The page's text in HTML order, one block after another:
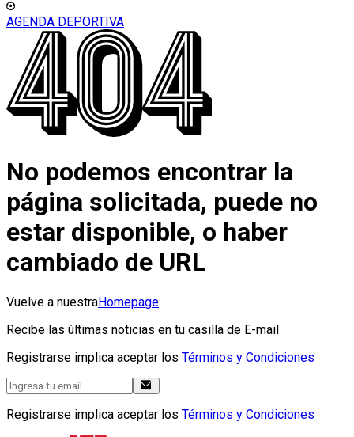
AGENDA DEPORTIVA
No podemos encontrar la
página solicitada, puede no
estar disponible, o haber
cambiado de URL
Vuelve a nuestraHomepage
Recibe las últimas noticias en tu casilla de E-mail
Registrarse implica aceptar los Términos y Condiciones
Registrarse implica aceptar los Términos y Condiciones